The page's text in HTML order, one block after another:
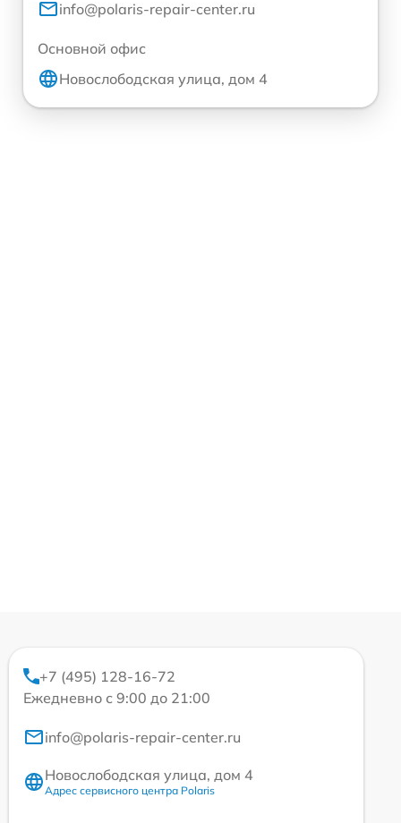
info@polaris-repair-center.ru
Основной офис
Новослободская улица, дом 4
+7 (495) 128-16-72
Ежедневно с 9:00 до 21:00
info@polaris-repair-center.ru
Новослободская улица, дом 4
Адрес сервисного центра Polaris